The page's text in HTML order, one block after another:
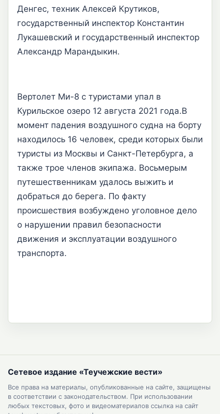
Денгес, техник Алексей Крутиков,
государственный инспектор Константин
Лукашевский и государственный инспектор
Александр Марандыкин.
Вертолет Ми-8 с туристами упал в
Курильское озеро 12 августа 2021 года.В
момент падения воздушного судна на борту
находилось 16 человек, среди которых были
туристы из Москвы и Санкт-Петербурга, а
также трое членов экипажа. Восьмерым
путешественникам удалось выжить и
добраться до берега. По факту
происшествия возбуждено уголовное дело
о нарушении правил безопасности
движения и эксплуатации воздушного
транспорта.
Сетевое издание «Теучежские вести»
Все права на материалы, опубликованные на сайте, защищены
в соответствии с законодательством. При использовании
любых текстовых, фото и видеоматериалов ссылка на сайт